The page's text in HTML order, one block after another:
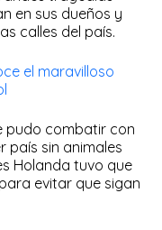
en sus dueños y
calles del país.
el maravilloso
pudo combatir con
país sin animales
Holanda tuvo que
evitar que sigan